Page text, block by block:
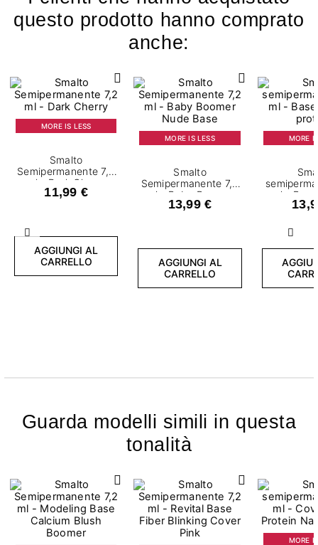
questo prodotto hanno comprato
anche:
Precedente
MORE IS LESS
Smalto
Semipermanente 7,2
ml - Dark Cherry
11,99 €
AGGIUNGI AL
CARRELLO
MORE IS LESS
Smalto
Semipermanente 7,2
ml - Baby Boomer
Nude Base
13,99 €
AGGIUNGI AL
CARRELLO
MORE
ml -
Guarda modelli simili in questa
tonalità
MORE